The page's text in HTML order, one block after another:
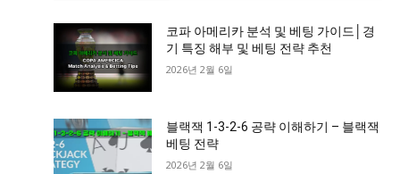
코파 아메리카 분석 및 베팅 가이드│경
기 특징 해부 및 베팅 전략 추천
2026년 2월 6일
블랙잭 1-3-2-6 공략 이해하기 – 블랙잭
베팅 전략
2026년 2월 6일